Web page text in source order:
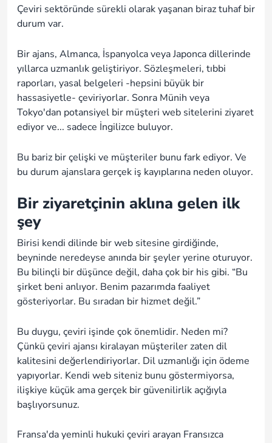
Çeviri sektöründe sürekli olarak yaşanan biraz tuhaf bir
durum var.
Bir ajans, Almanca, İspanyolca veya Japonca dillerinde
yıllarca uzmanlık geliştiriyor. Sözleşmeleri, tıbbi
raporları, yasal belgeleri -hepsini büyük bir
hassasiyetle- çeviriyorlar. Sonra Münih veya
Tokyo'dan potansiyel bir müşteri web sitelerini ziyaret
ediyor ve... sadece İngilizce buluyor.
Bu bariz bir çelişki ve müşteriler bunu fark ediyor. Ve
bu durum ajanslara gerçek iş kayıplarına neden oluyor.
Bir ziyaretçinin aklına gelen ilk
şey
Birisi kendi dilinde bir web sitesine girdiğinde,
beyninde neredeyse anında bir şeyler yerine oturuyor.
Bu bilinçli bir düşünce değil, daha çok bir his gibi. “Bu
şirket beni anlıyor. Benim pazarımda faaliyet
gösteriyorlar. Bu sıradan bir hizmet değil.”
Bu duygu, çeviri işinde çok önemlidir. Neden mi?
Çünkü çeviri ajansı kiralayan müşteriler zaten dil
kalitesini değerlendiriyorlar. Dil uzmanlığı için ödeme
yapıyorlar. Kendi web siteniz bunu göstermiyorsa,
ilişkiye küçük ama gerçek bir güvenilirlik açığıyla
başlıyorsunuz.
Fransa'da yeminli hukuki çeviri arayan Fransızca